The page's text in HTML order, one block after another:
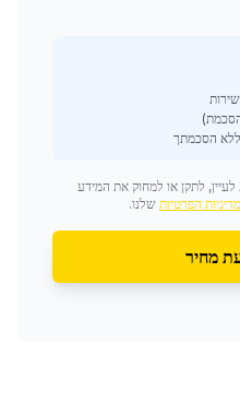
ללא הסכמתך
לתקן או למחוק את המידע
מדיניות הפרטיות שלנו.
מחיר